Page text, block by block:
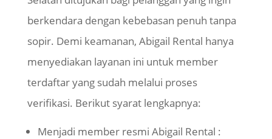
berkendara dengan kebebasan penuh tanpa
sopir. Demi keamanan, Abigail Rental hanya
menyediakan layanan ini untuk member
terdaftar yang sudah melalui proses
verifikasi. Berikut syarat lengkapnya:
Menjadi member resmi Abigail Rental :